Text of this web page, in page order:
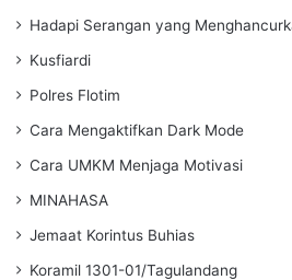
Hadapi Serangan yang
Kusfiardi
Polres Flotim
Cara Mengaktifkan Dark Mode
Cara UMKM Menjaga Motivasi
MINAHASA
Jemaat Korintus Buhias
Koramil 1301-01/Tagulandang